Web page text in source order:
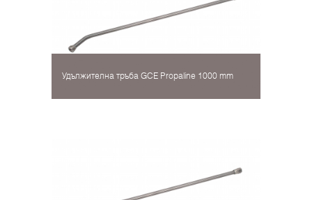
Удължителна тръба GCE Propaline 1000 mm